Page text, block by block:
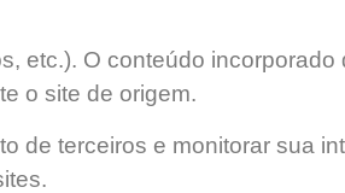
etc.). O conteúdo incorporado
o site de origem.
de terceiros e monitorar sua